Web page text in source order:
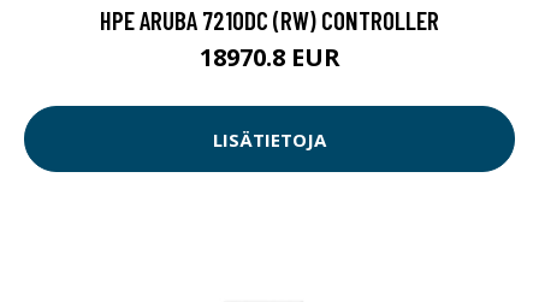
HPE ARUBA 7210DC (RW) CONTROLLER
18970.8 EUR
LISÄTIETOJA